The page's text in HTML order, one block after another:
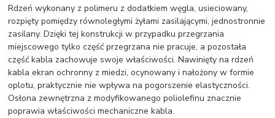
Rdzeń wykonany z polimeru z dodatkiem węgla, usieciowany,
rozpięty pomiędzy równoległymi żyłami zasilającymi, jednostronnie
zasilany. Dzięki tej konstrukcji w przypadku przegrzania
miejscowego tylko część przegrzana nie pracuje, a pozostała
część kabla zachowuje swoje właściwości. Nawinięty na rdzeń
kabla ekran ochronny z miedzi, ocynowany i nałożony w formie
oplotu, praktycznie nie wpływa na pogorszenie elastyczności.
Osłona zewnętrzna z modyfikowanego poliolefinu znacznie
poprawia właściwości mechaniczne kabla.